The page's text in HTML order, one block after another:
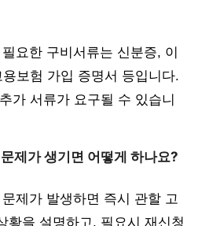
요한 구비서류는 신분증, 이
보험 가입 증명서 등입니다.
가 서류가 요구될 수 있습니
제가 생기면 어떻게 하나요?
제가 발생하면 즉시 관할 고
황을 설명하고, 필요시 재신청